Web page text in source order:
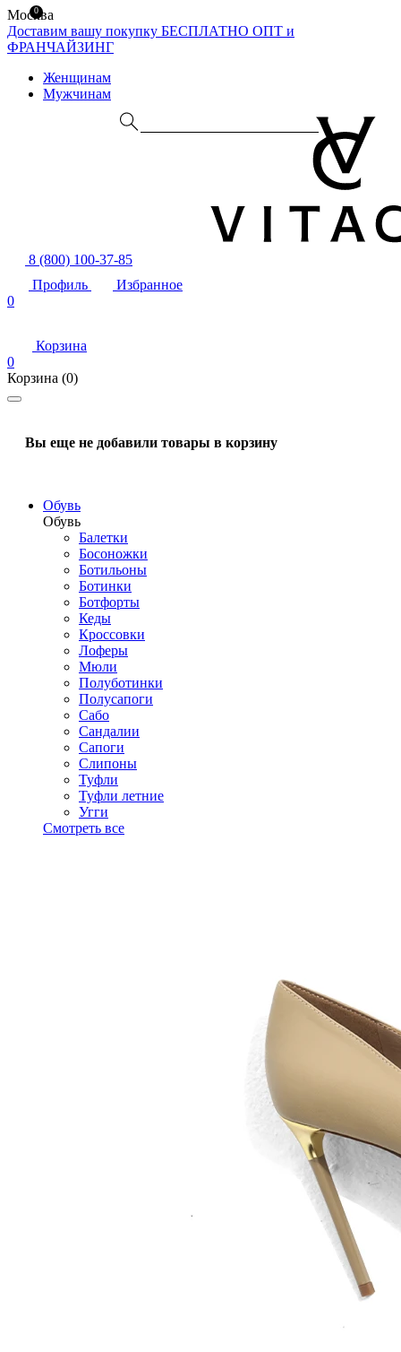
Москва
Доставим вашу покупку БЕСПЛАТНО ОПТ и
ФРАНЧАЙЗИНГ
Женщинам
Мужчинам
8 (800) 100-37-85
Профиль
Избранное
0
Корзина
0
Корзина (0)
Вы еще не добавили товары в корзину
Обувь
Обувь
Балетки
Босоножки
Ботильоны
Ботинки
Ботфорты
Кеды
Кроссовки
Лоферы
Мюли
Полуботинки
Полусапоги
Сабо
Сандалии
Сапоги
Слипоны
Туфли
Туфли летние
Угги
Смотреть все
0